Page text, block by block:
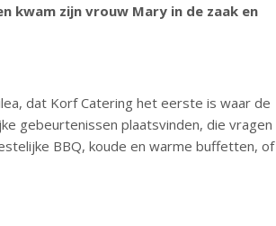
kwam zijn vrouw Mary in de zaak en
dat Korf Catering het eerste is waar de
gebeurtenissen plaatsvinden, die vragen
BBQ, koude en warme buffetten, of